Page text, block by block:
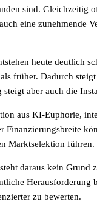
sind. Gleichzeitig
eine zunehmende
heute deutlich
früher. Dadurch
aber auch die
aus KI-Euphorie,
Finanzierungsbreite
Marktselektion führen.
daraus kein Grund
Herausforderung
zu bewerten.